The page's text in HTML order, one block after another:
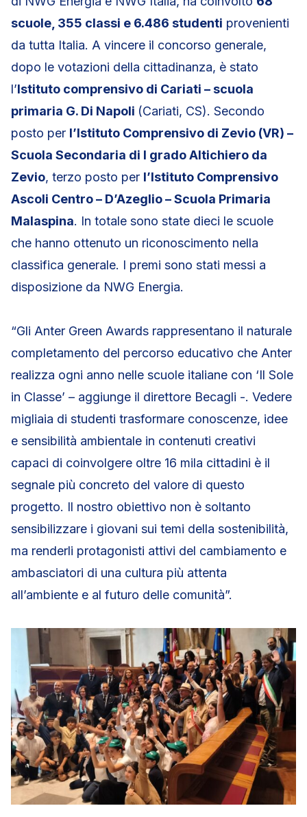
scuole, 355 classi e 6.486 studenti provenienti
da tutta Italia. A vincere il concorso generale,
dopo le votazioni della cittadinanza, è stato
l’Istituto comprensivo di Cariati – scuola
primaria G. Di Napoli (Cariati, CS). Secondo
posto per l’Istituto Comprensivo di Zevio (VR) –
Scuola Secondaria di I grado Altichiero da
Zevio, terzo posto per l’Istituto Comprensivo
Ascoli Centro – D’Azeglio – Scuola Primaria
Malaspina. In totale sono state dieci le scuole
che hanno ottenuto un riconoscimento nella
classifica generale. I premi sono stati messi a
disposizione da NWG Energia.
“Gli Anter Green Awards rappresentano il naturale
completamento del percorso educativo che Anter
realizza ogni anno nelle scuole italiane con ‘Il Sole
in Classe’ – aggiunge il direttore Becagli -. Vedere
migliaia di studenti trasformare conoscenze, idee
e sensibilità ambientale in contenuti creativi
capaci di coinvolgere oltre 16 mila cittadini è il
segnale più concreto del valore di questo
progetto. Il nostro obiettivo non è soltanto
sensibilizzare i giovani sui temi della sostenibilità,
ma renderli protagonisti attivi del cambiamento e
ambasciatori di una cultura più attenta
all’ambiente e al futuro delle comunità”.